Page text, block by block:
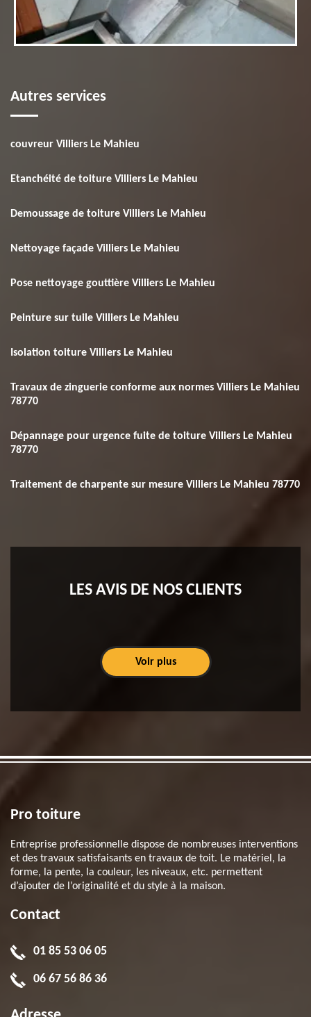
Autres services
couvreur Villiers Le Mahieu
Etanchéité de toiture Villiers Le Mahieu
Demoussage de toiture Villiers Le Mahieu
Nettoyage façade Villiers Le Mahieu
Pose nettoyage gouttière Villiers Le Mahieu
Peinture sur tuile Villiers Le Mahieu
Isolation toiture Villiers Le Mahieu
Travaux de zinguerie conforme aux normes Villiers Le Mahieu
78770
Dépannage pour urgence fuite de toiture Villiers Le Mahieu
78770
Traitement de charpente sur mesure Villiers Le Mahieu 78770
LES AVIS DE NOS CLIENTS
Voir plus
Pro toiture
Entreprise professionnelle dispose de nombreuses interventions
et des travaux satisfaisants en travaux de toit. Le matériel, la
forme, la pente, la couleur, les niveaux, etc. permettent
d’ajouter de l’originalité et du style à la maison.
Contact
01 85 53 06 05
06 67 56 86 36